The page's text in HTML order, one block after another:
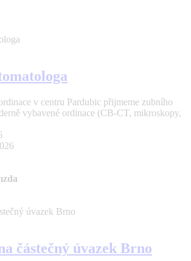
v centru Pardubic přijmeme zubního
vybavené ordinace (CB-CT, mikroskopy,
částečný úvazek Brno